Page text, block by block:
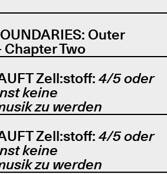
Outer
Chapter Two
Zell:stoff: 4/5 oder
keine
zu werden
Zell:stoff: 4/5 oder
keine
zu werden